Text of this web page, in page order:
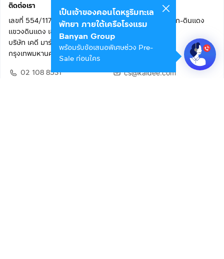
ติดต่อเรา
เลขที่ 554/117 อาคารสกายไนน์ เซ็นเตอร์ ชั้น 22 ถนนอโศก-ดินแดง
แขวงดินแดง เขตดินแดง
บริษัท เคดี มาร์เก็ตเพลส จำกัด (สำนักงานใหญ่)
กรุงเทพมหานคร 10400
02 108 8531
cs@kaidee.com
เป็นเจ้าของคอนโดหรูริมทะเล
พัทยา ภายใต้เครือโรงแรม
Banyan Group
พร้อมรับข้อเสนอพิเศษช่วง Pre-
Sale ก่อนใคร